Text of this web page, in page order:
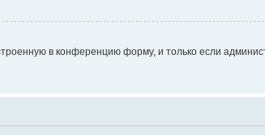
в конференцию форму, и только если